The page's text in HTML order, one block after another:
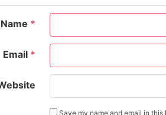
Name *
Email *
Save my name and email in